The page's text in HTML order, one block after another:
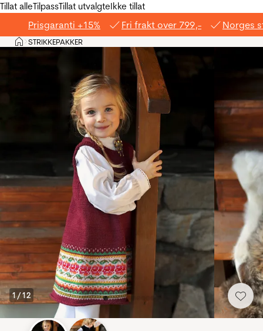
Tillat alleTilpassTillat utvalgteIkke tillat
Prisgaranti +15% Fri frakt over 799,- Norges
Hjem
>STRIKKEPAKKER
1/12